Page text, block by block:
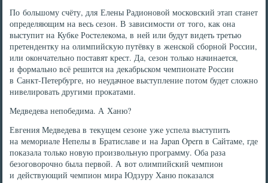
По большому счёту, для Елены Радионовой московский этап станет
определяющим на весь сезон. В зависимости от того, как она
выступит на Кубке Ростелекома, в ней или будут видеть третью
претендентку на олимпийскую путёвку в женской сборной России,
или окончательно поставят крест. Да, сезон только начинается,
и формально всё решится на декабрьском чемпионате России
в Санкт-Петербурге, но неудачное выступление потом будет сложно
нивелировать другими прокатами.
Медведева непобедима. А Ханю?
Евгения Медведева в текущем сезоне уже успела выступить
на мемориале Непелы в Братиславе и на Japan Opern в Сайтаме, где
показала только новую произвольную программу. Оба раза
безоговорочно была первой. А вот олимпийский чемпион
и действующий чемпион мира Юдзуру Ханю показался